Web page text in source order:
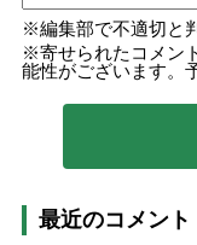
編集部で不適切と
寄せられたコメン
能性がございます。
最近のコメント